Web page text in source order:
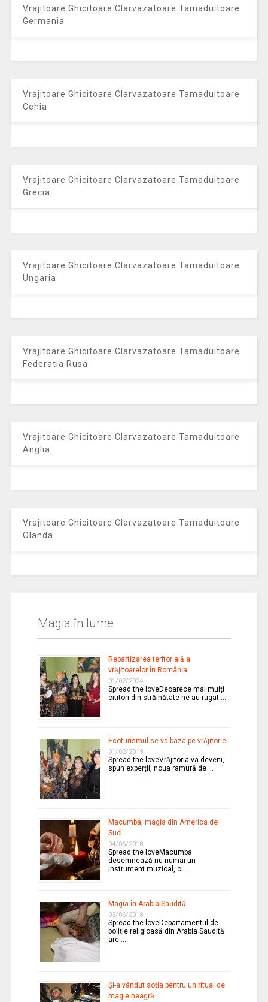
Vrajitoare Ghicitoare Clarvazatoare Tamaduitoare
Germania
Vrajitoare Ghicitoare Clarvazatoare Tamaduitoare
Cehia
Vrajitoare Ghicitoare Clarvazatoare Tamaduitoare
Grecia
Vrajitoare Ghicitoare Clarvazatoare Tamaduitoare
Ungaria
Vrajitoare Ghicitoare Clarvazatoare Tamaduitoare
Federatia Rusa
Vrajitoare Ghicitoare Clarvazatoare Tamaduitoare
Anglia
Vrajitoare Ghicitoare Clarvazatoare Tamaduitoare
Olanda
Magia în lume
Repartizarea teritorială a
vrăjitoarelor în România
01/02/2024
Spread the loveDeoarece mai mulți
cititori din străinătate ne-au rugat …
Ecoturismul se va baza pe vrăjitorie
01/02/2019
Spread the loveVrăjitoria va deveni,
spun experții, noua ramură de …
Macumba, magia din America de
Sud
04/06/2018
Spread the loveMacumba
desemnează nu numai un
instrument muzical, ci …
Magia în Arabia Saudită
03/06/2018
Spread the loveDepartamentul de
poliție religioasă din Arabia Saudită
are …
Şi-a vândut soţia pentru un ritual de
magie neagră